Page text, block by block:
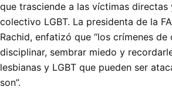
que trasciende a las víctimas
colectivo LGBT. La presidenta de la
Rachid, enfatizó que “los crímenes de
disciplinar, sembrar miedo y
lesbianas y LGBT que pueden ser
son”.